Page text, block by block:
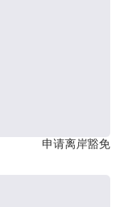
申请离岸豁免